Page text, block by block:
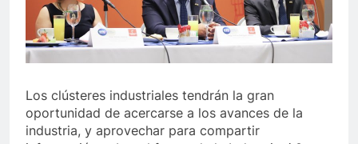
Los clústeres industriales tendrán la gran
oportunidad de acercarse a los avances de la
industria, y aprovechar para compartir